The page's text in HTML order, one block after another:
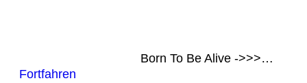
Born To Be Alive ->>>…
Fortfahren